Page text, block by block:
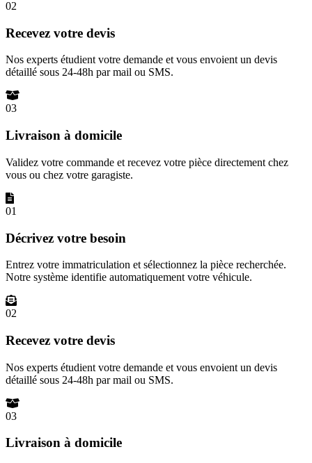
02
Recevez votre devis
Nos experts étudient votre demande et vous envoient un devis
détaillé sous 24-48h par mail ou SMS.
03
Livraison à domicile
Validez votre commande et recevez votre pièce directement chez
vous ou chez votre garagiste.
01
Décrivez votre besoin
Entrez votre immatriculation et sélectionnez la pièce recherchée.
Notre système identifie automatiquement votre véhicule.
02
Recevez votre devis
Nos experts étudient votre demande et vous envoient un devis
détaillé sous 24-48h par mail ou SMS.
03
Livraison à domicile